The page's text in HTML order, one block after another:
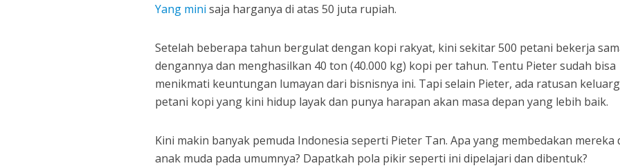
Yang mini saja harganya di atas 50 juta rupiah.
Setelah beberapa tahun bergulat dengan kopi rakyat, kini sekitar 500 petani bekerja
dengannya dan menghasilkan 40 ton (40.000 kg) kopi per tahun. Tentu Pieter sudah bisa
menikmati keuntungan lumayan dari bisnisnya ini. Tapi selain Pieter, ada ratusan
petani kopi yang kini hidup layak dan punya harapan akan masa depan yang lebih baik.
Kini makin banyak pemuda Indonesia seperti Pieter Tan. Apa yang membedakan mereka
anak muda pada umumnya? Dapatkah pola pikir seperti ini dipelajari dan dibentuk?